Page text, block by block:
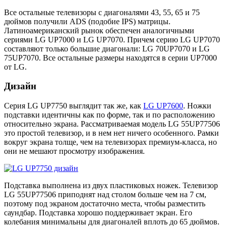
Все остальные телевизоры с диагоналями 43, 55, 65 и 75
дюймов получили ADS (подобие IPS) матрицы.
Латиноамериканский рынок обеспечен аналогичными
сериями LG UP7000 и LG UP7070. Причем серию LG UP7070
составляют только большие диагонали: LG 70UP7070 и LG
75UP7070. Все остальные размеры находятся в серии UP7000
от LG.
Дизайн
Серия LG UP7750 выглядит так же, как LG UP7600. Ножки
подставки идентичны как по форме, так и по расположению
относительно экрана. Рассматриваемая модель LG 55UP77506
это простой телевизор, и в нем нет ничего особенного. Рамки
вокруг экрана толще, чем на телевизорах премиум-класса, но
они не мешают просмотру изображения.
Подставка выполнена из двух пластиковых ножек. Телевизор
LG 55UP77506 приподнят над столом больше чем на 7 см,
поэтому под экраном достаточно места, чтобы разместить
саундбар. Подставка хорошо поддерживает экран. Его
колебания минимальны для диагоналей вплоть до 65 дюймов.